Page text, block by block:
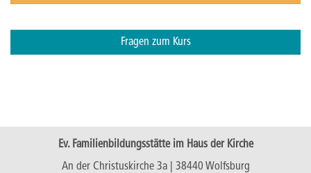
Fragen zum Kurs
Ev. Familienbildungsstätte im Haus der Kirche
An der Christuskirche 3a | 38440 Wolfsburg